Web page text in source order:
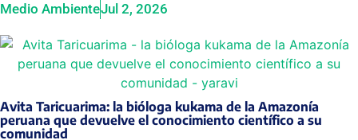
Medio AmbienteJul 2, 2026
Avita Taricuarima: la bióloga kukama de la Amazonía
peruana que devuelve el conocimiento científico a su
comunidad